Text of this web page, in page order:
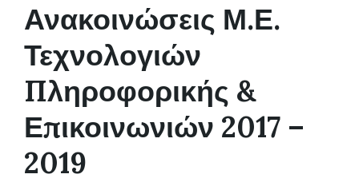
Ανακοινώσεις Μ.Ε.
Τεχνολογιών
Πληροφορικής &
Επικοινωνιών 2017 –
2019